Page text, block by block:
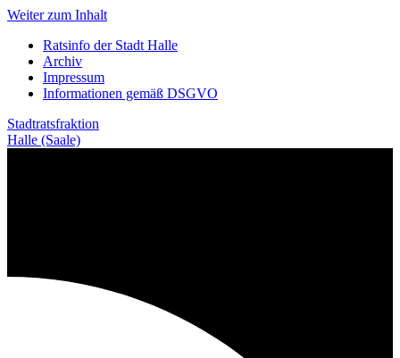
Weiter zum Inhalt
Ratsinfo der Stadt Halle
Archiv
Impressum
Informationen gemäß DSGVO
Stadtratsfraktion
Halle (Saale)